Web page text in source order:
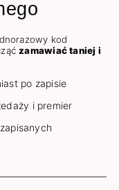
kod
zamawiać taniej i
po zapisie
i premier